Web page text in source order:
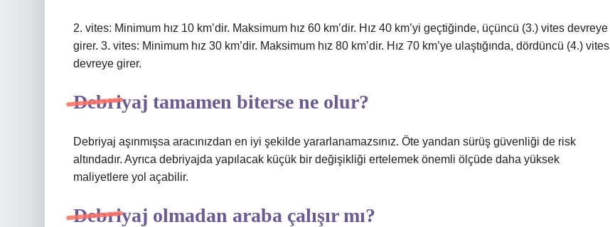
2. vites: Minimum hız 10 km’dir. Maksimum hız 60 km’dir. Hız 40 km’yi geçtiğinde, üçüncü (3.) vites devreye
girer. 3. vites: Minimum hız 30 km’dir. Maksimum hız 80 km’dir. Hız 70 km’ye ulaştığında, dördüncü (4.) vites
devreye girer.
Debriyaj tamamen biterse ne olur?
Debriyaj aşınmışsa aracınızdan en iyi şekilde yararlanamazsınız. Öte yandan sürüş güvenliği de risk
altındadır. Ayrıca debriyajda yapılacak küçük bir değişikliği ertelemek önemli ölçüde daha yüksek
maliyetlere yol açabilir.
Debriyaj olmadan araba çalışır mı?